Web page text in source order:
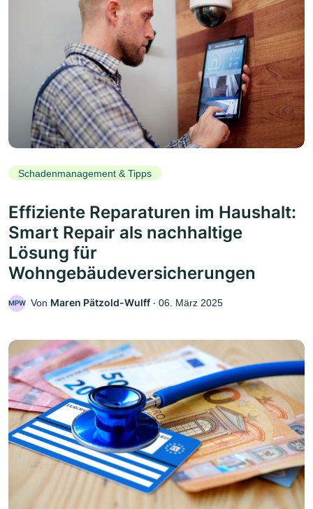
Schadenmanagement & Tipps
Effiziente Reparaturen im Haushalt:
Smart Repair als nachhaltige
Lösung für
Wohngebäudeversicherungen
MPW Von Maren Pätzold-Wulff ‧ 06. März 2025